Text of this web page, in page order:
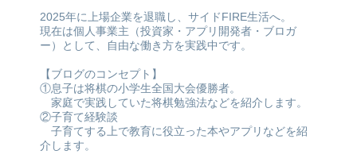
2025年に上場企業を退職し、サイドFIRE生活へ。
現在は個人事業主（投資家・アプリ開発者・ブロガ
ー）として、自由な働き方を実践中です。
【ブログのコンセプト】
①息子は将棋の小学生全国大会優勝者。
家庭で実践していた将棋勉強法などを紹介します。
②子育て経験談
子育てする上で教育に役立った本やアプリなどを紹
介します。